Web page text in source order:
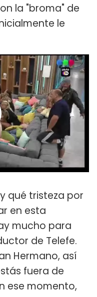
la "broma" de
le
qué tristeza por
en esta
mucho para
de Telefe.
Hermano, así
fuera de
ese momento,